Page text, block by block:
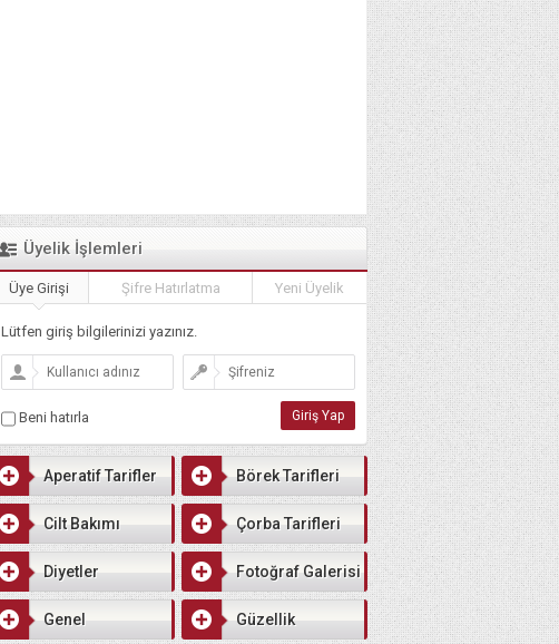
Üyelik İşlemleri
Üye Girişi Şifre Hatırlatma Yeni Üyelik
Lütfen giriş bilgilerinizi yazınız.
Beni hatırla
Aperatif Tarifler Börek Tarifleri
Cilt Bakımı Çorba Tarifleri
Diyetler Fotoğraf Galerisi
Genel Güzellik